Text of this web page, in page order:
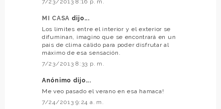
7/23/2013 8:16 p. m.
MI CASA dijo...
Los limites entre el interior y el exterior se
difuminan, imagino que se encontrará en un
pais de clima cálido para poder disfrutar al
máximo de esa sensación.
7/23/2013 8:33 p. m.
Anónimo dijo...
Me veo pasado el verano en esa hamaca!
7/24/2013 9:24 a. m.